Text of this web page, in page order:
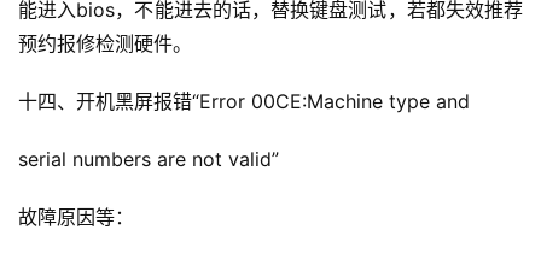
能进入bios，不能进去的话，替换键盘测试，若都失效推荐
预约报修检测硬件。
十四、开机黑屏报错“Error 00CE:Machine type and
serial numbers are not valid”
故障原因等：